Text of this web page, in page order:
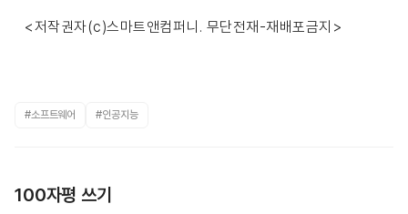
<저작권자(c)스마트앤컴퍼니. 무단전재-재배포금지>
#소프트웨어 #인공지능
100자평 쓰기